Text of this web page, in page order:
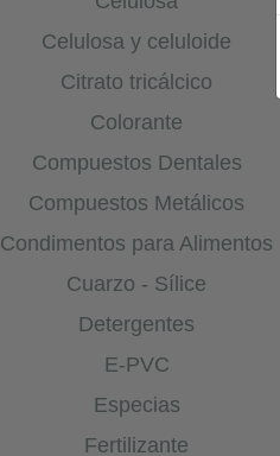
Celulosa y celuloide
Citrato tricálcico
Colorante
Compuestos Dentales
Compuestos Metálicos
Condimentos para Alimentos
Cuarzo - Sílice
Detergentes
E-PVC
Especias
Fertilizante